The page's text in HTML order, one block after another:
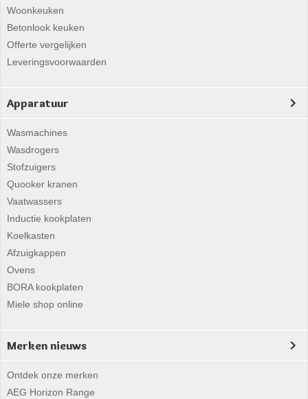
Woonkeuken
Betonlook keuken
Offerte vergelijken
Leveringsvoorwaarden
Apparatuur
Wasmachines
Wasdrogers
Stofzuigers
Quooker kranen
Vaatwassers
Inductie kookplaten
Koelkasten
Afzuigkappen
Ovens
BORA kookplaten
Miele shop online
Merken nieuws
Ontdek onze merken
AEG Horizon Range